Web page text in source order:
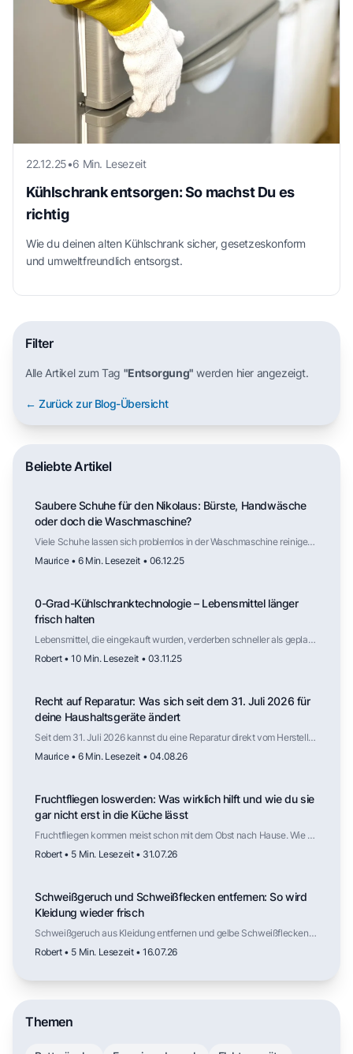
22.12.25•6 Min. Lesezeit
Kühlschrank entsorgen: So machst Du es
richtig
Wie du deinen alten Kühlschrank sicher, gesetzeskonform
und umweltfreundlich entsorgst.
Filter
Alle Artikel zum Tag "Entsorgung" werden hier angezeigt.
← Zurück zur Blog-Übersicht
Beliebte Artikel
Saubere Schuhe für den Nikolaus: Bürste, Handwäsche
oder doch die Waschmaschine?
Viele Schuhe lassen sich problemlos in der Waschmaschine reinigen,
solange Material und Aufbau dafür geeignet sind. Der Trockner
hingegen ist selten geeignet. Mit der richtigen Vorbereitung und
Tür.
Maurice • 6 Min. Lesezeit • 06.12.25
0-Grad-Kühlschranktechnologie – Lebensmittel länger
frisch halten
Lebensmittel, die eingekauft wurden, verderben schneller als geplant.
Der folgende Artikel erklärt dir, wie die sogenannte 0-Grad-
Kühlschranktechnologie funktioniert.
Robert • 10 Min. Lesezeit • 03.11.25
Recht auf Reparatur: Was sich seit dem 31. Juli 2026 für
deine Haushaltsgeräte ändert
Seit dem 31. Juli 2026 kannst du eine Reparatur direkt vom Hersteller
verlangen, auch nach Ablauf der Gewährleistung. Für welche
Haushaltsgeräte das gilt, wie lange Ersatzteile verfügbar sein
Maurice • 6 Min. Lesezeit • 04.08.26
Fruchtfliegen loswerden: Was wirklich hilft und wie du sie
gar nicht erst in die Küche lässt
Fruchtfliegen kommen meist schon mit dem Obst nach Hause. Wie du
die Fliegen wieder loswirst, welche Falle tatsächlich funktioniert,
warum Kälte die Vermehrung ausbremst und an welchen Stellen in
Robert • 5 Min. Lesezeit • 31.07.26
Schweißgeruch und Schweißflecken entfernen: So wird
Kleidung wieder frisch
Schweißgeruch aus Kleidung entfernen und gelbe Schweißflecken
lösen: Ursachen verstehen, mit Hausmitteln vorbehandeln und mit
dem richtigen Waschprogramm dauerhaft frische Kleidung erreichen.
Robert • 5 Min. Lesezeit • 16.07.26
Themen